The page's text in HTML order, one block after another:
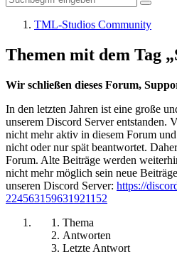
TML-Studios Community
Themen mit dem Tag
Wir schließen dieses Forum,
In den letzten Jahren ist eine große
unserem Discord Server entstanden.
nicht mehr aktiv in diesem Forum
nicht oder nur spät beantwortet.
Forum. Alte Beiträge werden
nicht mehr möglich sein neue
unseren Discord Server: https://
224563159631921152
Thema
Antworten
Letzte Antwort